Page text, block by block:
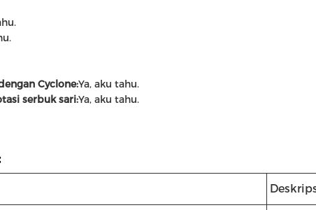
Cyclone:Ya, aku tahu.
serbuk sari:Ya, aku tahu.